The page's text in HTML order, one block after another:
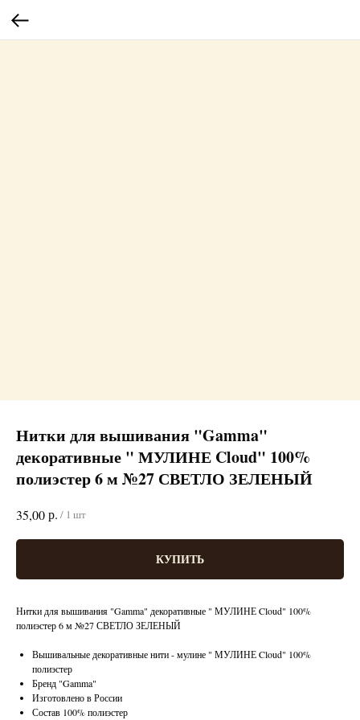
Нитки для вышивания "Gamma"
декоративные " МУЛИНЕ Cloud" 100%
полиэстер 6 м №27 СВЕТЛО ЗЕЛЕНЫЙ
35,00р. / 1 шт
КУПИТЬ
Нитки для вышивания "Gamma" декоративные " МУЛИНЕ Cloud" 100%
полиэстер 6 м №27 СВЕТЛО ЗЕЛЕНЫЙ
Вышивальные декоративные нити - мулине " МУЛИНЕ Cloud" 100%
полиэстер
Бренд "Gamma"
Изготовлено в России
Состав 100% полиэстер